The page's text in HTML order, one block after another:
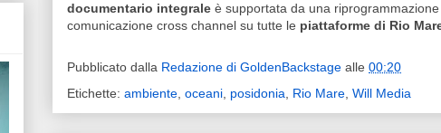
documentario integrale è supportata da una
comunicazione cross channel su tutte le piattaforme di Rio
Pubblicato dalla Redazione di GoldenBackstage alle 00:20
Etichette: ambiente, oceani, posidonia, Rio Mare, Will Media